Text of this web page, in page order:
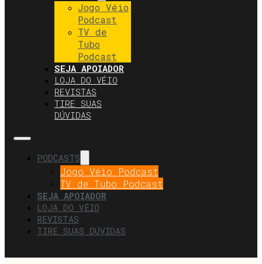
Jogo Véio
Podcast
TV de
Tubo
Podcast
SEJA APOIADOR
LOJA DO VÉIO
REVISTAS
TIRE SUAS
DÚVIDAS
PODCASTS
Jogo Véio Podcast
TV de Tubo Podcast
SEJA APOIADOR
LOJA DO VÉIO
REVISTAS
TIRE SUAS DÚVIDAS